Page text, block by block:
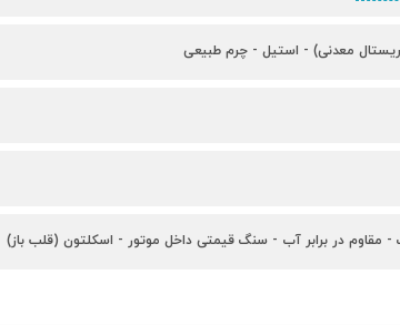
معدنی) - استیل - چرم طبیعی
- مقاوم در برابر آب - سنگ قیمتی داخل موتور - اسکلتون (قلب باز)